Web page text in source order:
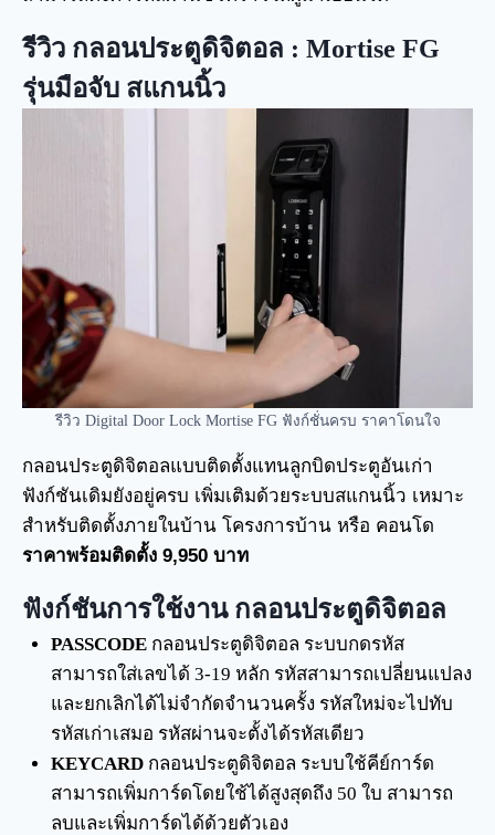
รีวิว กลอนประตูดิจิตอล : Mortise FG
รุ่นมือจับ สแกนนิ้ว
รีวิว Digital Door Lock Mortise FG ฟังก์ชั่นครบ ราคาโดนใจ
กลอนประตูดิจิตอลแบบติดตั้งแทนลูกบิดประตูอันเก่า
ฟังก์ชันเดิมยังอยู่ครบ เพิ่มเติมด้วยระบบสแกนนิ้ว เหมาะ
สำหรับติดตั้งภายในบ้าน โครงการบ้าน หรือ คอนโด
ราคาพร้อมติดตั้ง 9,950 บาท
ฟังก์ชันการใช้งาน กลอนประตูดิจิตอล
PASSCODE กลอนประตูดิจิตอล ระบบกดรหัส
สามารถใส่เลขได้ 3-19 หลัก รหัสสามารถเปลี่ยนแปลง
และยกเลิกได้ไม่จำกัดจำนวนครั้ง รหัสใหม่จะไปทับ
รหัสเก่าเสมอ รหัสผ่านจะตั้งได้รหัสเดียว
KEYCARD กลอนประตูดิจิตอล ระบบใช้คีย์การ์ด
สามารถเพิ่มการ์ดโดยใช้ได้สูงสุดถึง 50 ใบ สามารถ
ลบและเพิ่มการ์ดได้ด้วยตัวเอง